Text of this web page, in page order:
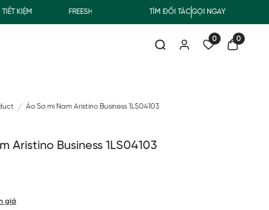
FREESHIP GIAO THƯỜNG CHO ĐƠN HÀNG TỪ 500.000Đ
TÌM ĐỐI TÁCGỌI NGAY
0 0
Áo Sơ mi Nam Aristino Business 1LS04103
Aristino Business 1LS04103
giá